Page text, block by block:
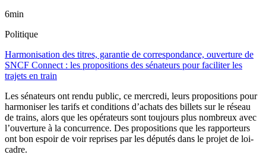
6min
Politique
Harmonisation des titres, garantie de correspondance, ouverture de
SNCF Connect : les propositions des sénateurs pour faciliter les
trajets en train
Les sénateurs ont rendu public, ce mercredi, leurs propositions pour
harmoniser les tarifs et conditions d’achats des billets sur le réseau
de trains, alors que les opérateurs sont toujours plus nombreux avec
l’ouverture à la concurrence. Des propositions que les rapporteurs
ont bon espoir de voir reprises par les députés dans le projet de loi-
cadre.